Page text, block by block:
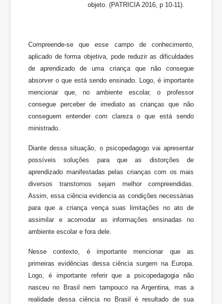
objeto. (PATRICIA 2016, p 10-11).
Compreende-se que esse campo de conhecimento,
aplicado de forma objetiva, pode reduzir as dificuldades
de aprendizado de uma criança que não consegue
absorver o que está sendo ensinado. Logo, é importante
mencionar que, no ambiente escolar, o professor
consegue perceber de imediato as crianças que não
conseguem entender com clareza o que está sendo
ministrado.
Diante dessa situação, o psicopedagogo vai apresentar
possíveis soluções para que as distorções de
aprendizado manifestadas pelas crianças com os mais
diversos transtornos sejam melhor compreendidas.
Assim, essa ciência evidencia as condições necessárias
para que a criança vença suas limitações no ato de
assimilar e acomodar as informações ensinadas no
ambiente escolar e fora dele.
Nesse contexto, é importante mencionar que as
primeiras evidências dessa ciência surgem na Europa.
Logo, é importante referir que a psicopedagogia não
nasceu no Brasil nem tampouco na Argentina, mas a
realidade dessa ciência no Brasil é resultado de sua